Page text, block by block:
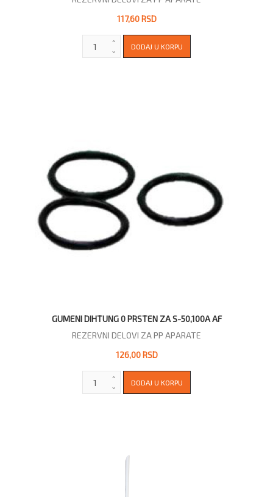
117,60 RSD
GUMENI DIHTUNG 0 PRSTEN ZA S-50,100A AF
REZERVNI DELOVI ZA PP APARATE
126,00 RSD